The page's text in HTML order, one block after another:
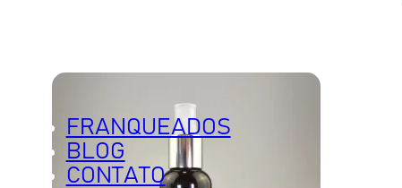
FRANQUEADOS
BLOG
CONTATO